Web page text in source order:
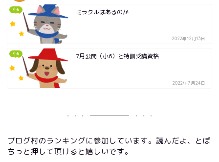
小6 ミラクルはあるのか
2022年12月13日
小6 7月公開（小6）と特訓受講資格
2022年7月24日
ブログ村のランキングに参加しています。読んだよ、とぽ
ちっと押して頂けると嬉しいです。